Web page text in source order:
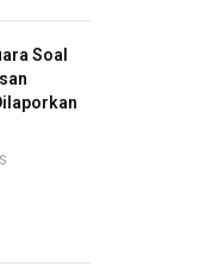
Soal